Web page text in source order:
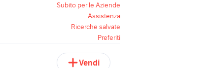
Subito per le Aziende
Assistenza
Ricerche salvate
Preferiti
Vendi